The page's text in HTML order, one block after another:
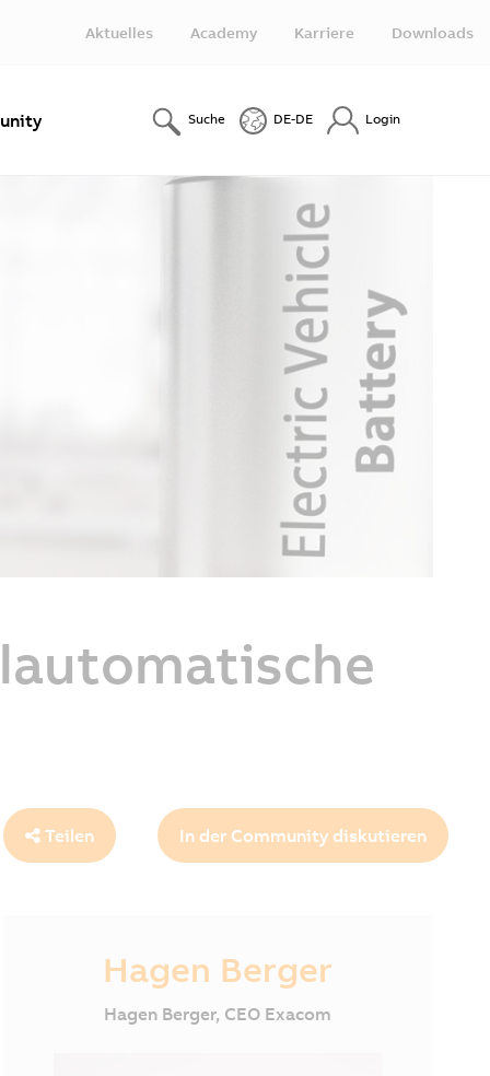
Aktuelles Academy Karriere Downloads
Suche DE-DE Login
Teilen In der Community diskutieren
Hagen Berger
Hagen Berger, CEO Exacom